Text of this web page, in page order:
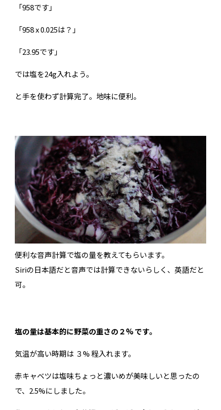
「958です」
「958 x 0.025は？」
「23.95です」
では塩を24g入れよう。
と手を使わず計算完了。地味に便利。
便利な音声計算で塩の量を教えてもらいます。
Siriの日本語だと音声では計算できないらしく、英語だと
可。
塩の量は基本的に野菜の重さの２% です。
気温が高い時期は ３% 程入れます。
赤キャベツは塩味ちょっと濃いめが美味しいと思ったの
で、2.5%にしました。